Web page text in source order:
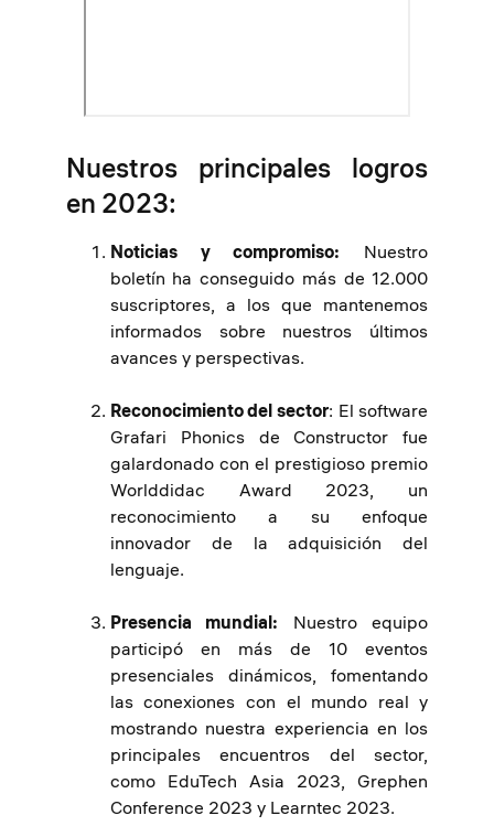
Nuestros principales logros
en 2023:
Noticias y compromiso: Nuestro
boletín ha conseguido más de 12.000
suscriptores, a los que mantenemos
informados sobre nuestros últimos
avances y perspectivas.
Reconocimiento del sector: El software
Grafari Phonics de Constructor fue
galardonado con el prestigioso premio
Worlddidac Award 2023, un
reconocimiento a su enfoque
innovador de la adquisición del
lenguaje.
Presencia mundial: Nuestro equipo
participó en más de 10 eventos
presenciales dinámicos, fomentando
las conexiones con el mundo real y
mostrando nuestra experiencia en los
principales encuentros del sector,
como EduTech Asia 2023, Grephen
Conference 2023 y Learntec 2023.